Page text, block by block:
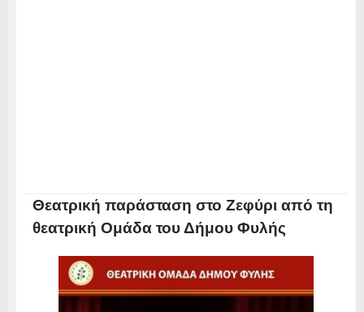
Θεατρική παράσταση στο Ζεφύρι από τη
θεατρική Ομάδα του Δήμου Φυλής